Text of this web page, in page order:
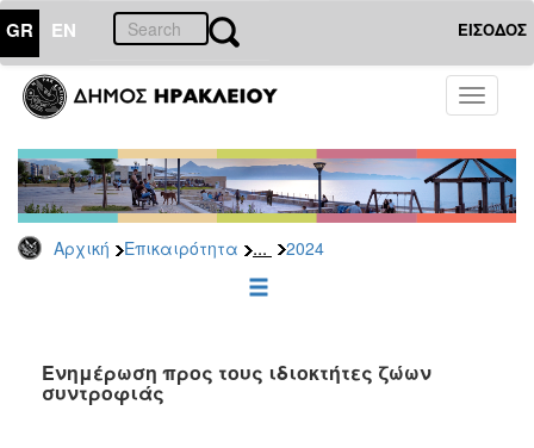
GR EN ΕΙΣΟΔΟΣ
Toggle
Αρχική Επικαιρότητα ... 2024
ΕΠΙΚΑΙΡΟΤΗΤΑ
Τύπου
Αρχείο
2026
2025
2022
2021
Ενημέρωση προς τους ιδιοκτήτες ζώων
συντροφιάς